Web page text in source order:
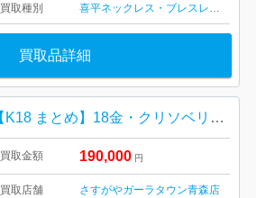
買取種別 喜平ネックレス・ブレスレット
買取品詳細
【K18 まとめ】18金・クリソベリルキャッツアイ・リング・指輪・貴金属・アクセサリー
買取金額 190,000 円
買取店舗 さすがやガーラタウン青森店